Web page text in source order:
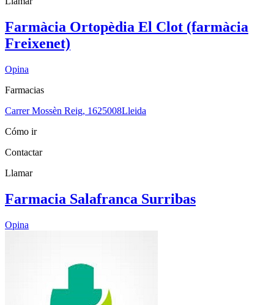
Farmàcia Ortopèdia El Clot (farmàcia
Freixenet)
Opina
Farmacias
Carrer Mossèn Reig, 1625008Lleida
Cómo ir
Contactar
Llamar
Farmacia Salafranca Surribas
Opina